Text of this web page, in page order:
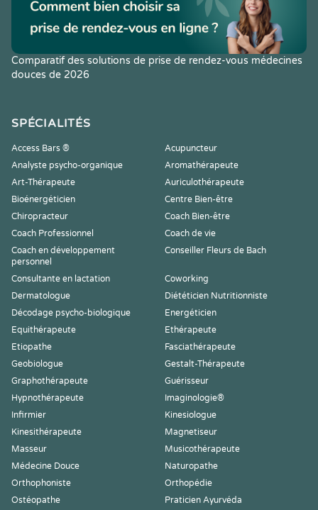
Comparatif des solutions de prise de rendez-vous médecines
douces de 2026
SPÉCIALITÉS
Access Bars ®
Acupuncteur
Analyste psycho-organique
Aromathérapeute
Art-Thérapeute
Auriculothérapeute
Bioénergéticien
Centre Bien-être
Chiropracteur
Coach Bien-être
Coach Professionnel
Coach de vie
Coach en développement
personnel
Conseiller Fleurs de Bach
Consultante en lactation
Coworking
Dermatologue
Diététicien Nutritionniste
Décodage psycho-biologique
Energéticien
Equithérapeute
Ethérapeute
Etiopathe
Fasciathérapeute
Geobiologue
Gestalt-Thérapeute
Graphothérapeute
Guérisseur
Hypnothérapeute
Imaginologie®
Infirmier
Kinesiologue
Kinesithérapeute
Magnetiseur
Masseur
Musicothérapeute
Médecine Douce
Naturopathe
Orthophoniste
Orthopédie
Ostéopathe
Praticien Ayurvéda